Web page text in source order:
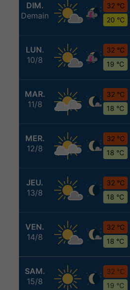
DIM.
Demain
32 °C
20 °C
LUN.
10/8
32 °C
19 °C
MAR.
11/8
32 °C
18 °C
MER.
12/8
32 °C
18 °C
JEU.
13/8
32 °C
18 °C
VEN.
14/8
32 °C
18 °C
SAM.
15/8
32 °C
19 °C